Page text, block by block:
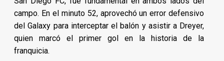
campo. En el minuto 52, aprovechó un error defensivo
del Galaxy para interceptar el balón y asistir a Dreyer,
quien marcó el primer gol en la historia de la
franquicia.